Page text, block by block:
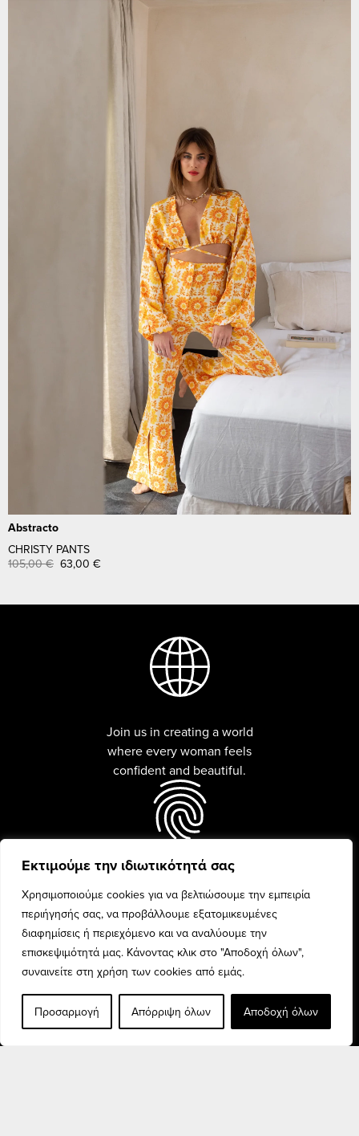
Εκτιμούμε την ιδιωτικότητά σας
Χρησιμοποιούμε cookies για να βελτιώσουμε την εμπειρία
περιήγησής σας, να προβάλλουμε εξατομικευμένες
διαφημίσεις ή περιεχόμενο και να αναλύουμε την
επισκεψιμότητά μας. Κάνοντας κλικ στο "Αποδοχή όλων",
συναινείτε στη χρήση των cookies από εμάς.
Προσαρμογή Απόρριψη όλων Αποδοχή όλων
Abstracto
CHRISTY PANTS
105,00€ 63,00 €
Join us in creating a world
where every woman feels
confident and beautiful.
Every woman is unique and
beauty is celebrated with
confidence and pride.
Discover the finest fashion